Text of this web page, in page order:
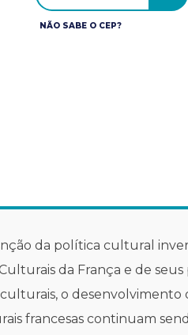
NÃO SABE O CEP?
da política cultural
da França e de seus
o desenvolvimento
francesas continuam